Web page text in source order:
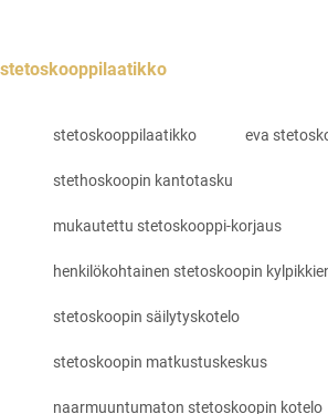
stetoskooppilaatikko
stetoskooppilaatikko eva
stethoskoopin kantotasku
mukautettu stetoskooppi-korjaus
henkilökohtainen stetoskoopin
stetoskoopin säilytyskotelo
stetoskoopin matkustuskeskus
naarmuuntumaton stetoskoopin kotelo